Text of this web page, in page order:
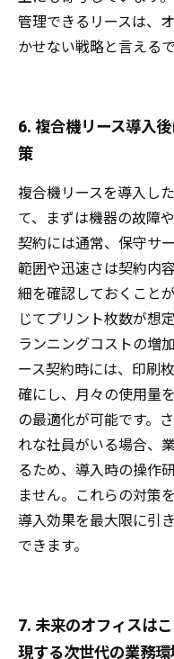
管理できるリースは、
かせない戦略と言えるで
6. 複合機リース導入
策
複合機リースを導入し
て、まずは機器の故障
契約には通常、保守サ
範囲や迅速さは契約内
細を確認しておくこと
じてプリント枚数が想
ランニングコストの増
ース契約時には、印刷
確にし、月々の使用量
の最適化が可能です。
れな社員がいる場合、
るため、導入時の操作
ません。これらの対策
導入効果を最大限に引
できます。
7. 未来のオフィスは
現する次世代の業務環